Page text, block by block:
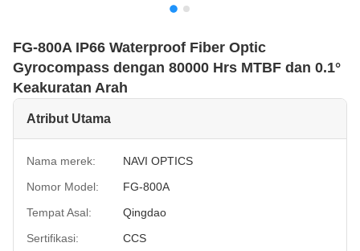
FG-800A IP66 Waterproof Fiber Optic
Gyrocompass dengan 80000 Hrs MTBF dan 0.1°
Keakuratan Arah
Atribut Utama
Nama merek:
NAVI OPTICS
Nomor Model:
FG-800A
Tempat Asal:
Qingdao
Sertifikasi:
CCS